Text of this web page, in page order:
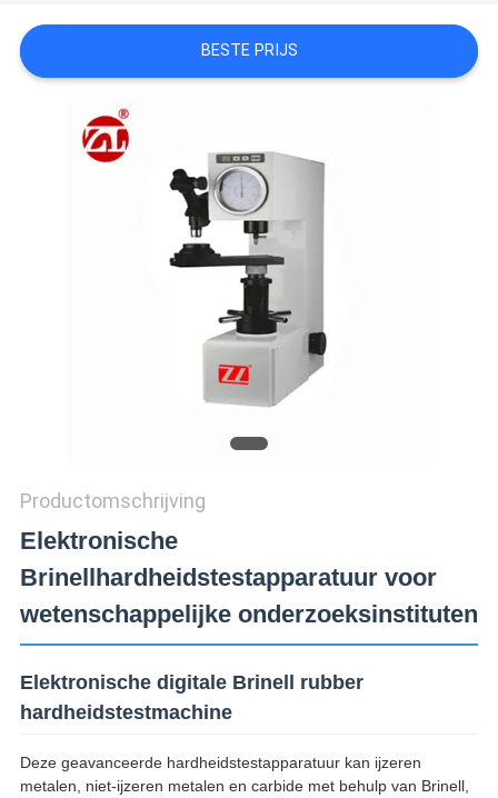
VR
SHOW
SITEMAP
BESTE PRIJS
Productomschrijving
Elektronische
Brinellhardheidstestapparatuur voor
wetenschappelijke onderzoeksinstituten
Elektronische digitale Brinell rubber
hardheidstestmachine
Deze geavanceerde hardheidstestapparatuur kan ijzeren
metalen, niet-ijzeren metalen en carbide met behulp van Brinell,